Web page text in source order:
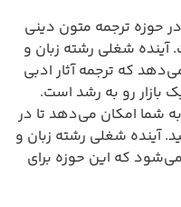
حوزه ترجمه متون دینی
آینده شغلی رشته زبان و
که ترجمه آثار ادبی
بازار رو به رشد است.
شما امکان می‌دهد تا در
آینده شغلی رشته زبان و
که این حوزه برای